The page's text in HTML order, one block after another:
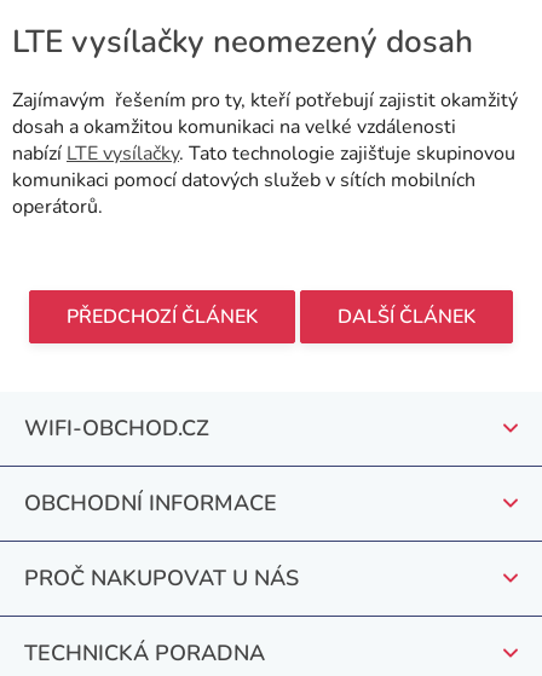
LTE vysílačky neomezený dosah
Zajímavým řešením pro ty, kteří potřebují zajistit okamžitý
dosah a okamžitou komunikaci na velké vzdálenosti
nabízí LTE vysílačky. Tato technologie zajišťuje skupinovou
komunikaci pomocí datových služeb v sítích mobilních
operátorů.
PŘEDCHOZÍ ČLÁNEK DALŠÍ ČLÁNEK
WIFI-OBCHOD.CZ
OBCHODNÍ INFORMACE
PROČ NAKUPOVAT U NÁS
TECHNICKÁ PORADNA